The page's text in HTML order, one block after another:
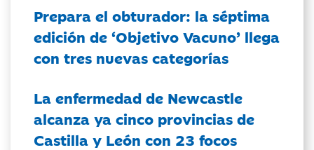
Prepara el obturador: la séptima
edición de ‘Objetivo Vacuno’ llega
con tres nuevas categorías
La enfermedad de Newcastle
alcanza ya cinco provincias de
Castilla y León con 23 focos